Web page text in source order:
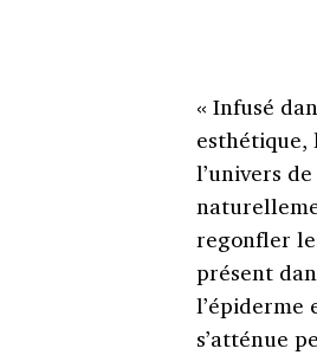
« Infusé
esthétique,
l’univers
regonfler
présent
l’épiderme
s’atténue